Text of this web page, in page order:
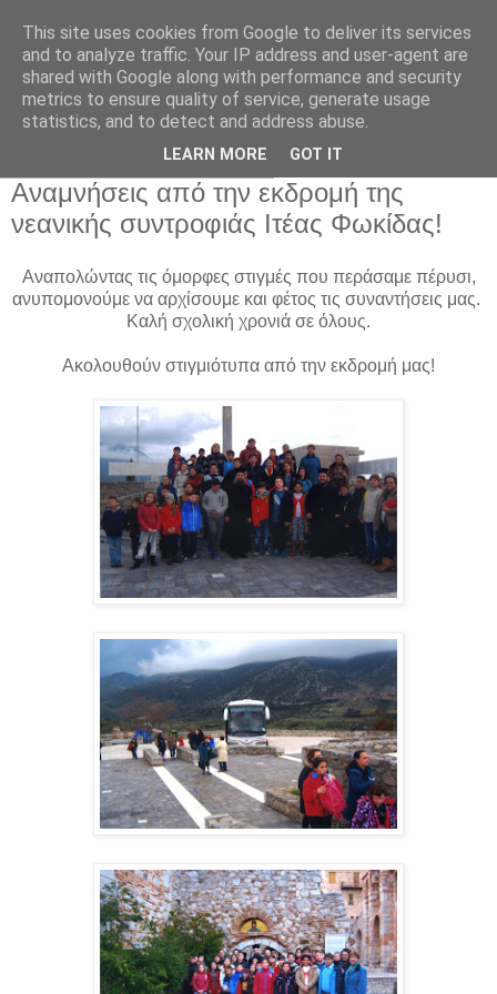
Αρχική Σελίδα
Αναμνήσεις από την εκδρομή της
νεανικής συντροφιάς Ιτέας Φωκίδας!
Αναπολώντας τις όμορφες στιγμές που περάσαμε πέρυσι,
ανυπομονούμε να αρχίσουμε και φέτος τις συναντήσεις μας.
Καλή σχολική χρονιά σε όλους.
Ακολουθούν στιγμιότυπα από την εκδρομή μας!
This site uses cookies from Google to deliver its services
and to analyze traffic. Your IP address and user-agent are
shared with Google along with performance and security
metrics to ensure quality of service, generate usage
statistics, and to detect and address abuse.
LEARN MORE GOT IT